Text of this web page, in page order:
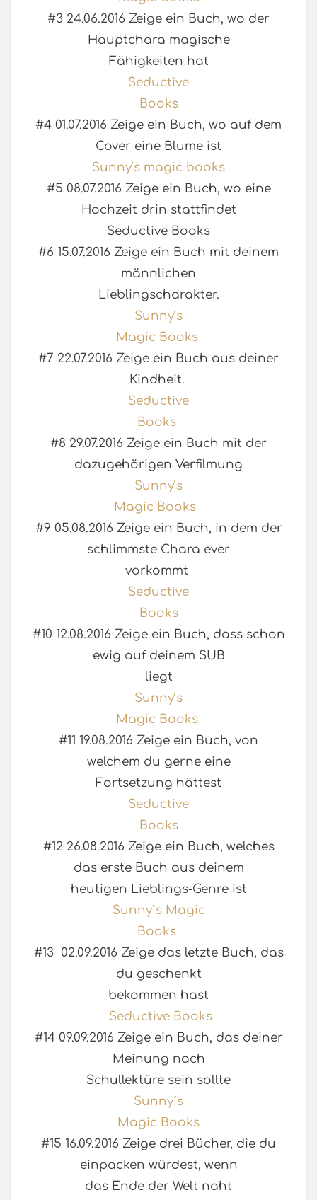
#3 24.06.2016 Zeige ein Buch, wo der
Hauptchara magische
Fähigkeiten hat
Seductive
Books
#4 01.07.2016 Zeige ein Buch, wo auf dem
Cover eine Blume ist
Sunny’s magic books
#5 08.07.2016 Zeige ein Buch, wo eine
Hochzeit drin stattfindet
Seductive Books
#6 15.07.2016 Zeige ein Buch mit deinem
männlichen
Lieblingscharakter.
Sunny’s
Magic Books
#7 22.07.2016 Zeige ein Buch aus deiner
Kindheit.
Seductive
Books
#8 29.07.2016 Zeige ein Buch mit der
dazugehörigen Verfilmung
Sunny’s
Magic Books
#9 05.08.2016 Zeige ein Buch, in dem der
schlimmste Chara ever
vorkommt
Seductive
Books
#10 12.08.2016 Zeige ein Buch, dass schon
ewig auf deinem SUB
liegt
Sunny’s
Magic Books
#11 19.08.2016 Zeige ein Buch, von
welchem du gerne eine
Fortsetzung hättest
Seductive
Books
#12 26.08.2016 Zeige ein Buch, welches
das erste Buch aus deinem
heutigen Lieblings-Genre ist
Sunny`s Magic
Books
#13 02.09.2016 Zeige das letzte Buch, das
du geschenkt
bekommen hast
Seductive Books
#14 09.09.2016 Zeige ein Buch, das deiner
Meinung nach
Schullektüre sein sollte
Sunny´s
Magic Books
#15 16.09.2016 Zeige drei Bücher, die du
einpacken würdest, wenn
das Ende der Welt naht